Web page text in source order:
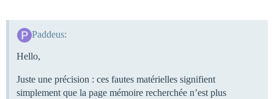
Paddeus:
Hello,
Juste une précision : ces fautes matérielles signifient
simplement que la page mémoire recherchée n’est plus